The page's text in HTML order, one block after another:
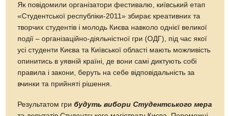
Як повідомили організатори фестивалю, київський етап
«Студентської республіки-2011» збирає креативних та
творчих студентів і молодь Києва навколо однієї великої
події – організаційно-діяльністної гри (ОДГ), під час якої
усі студенти Києва та Київської області мають можливість
опинитись в уявній країні, де вони самі диктують собі
правила і закони, беруть на себе відповідальність за
вчинки та прийняті рішення.
Результатом грибудуть вибори Студентського мера